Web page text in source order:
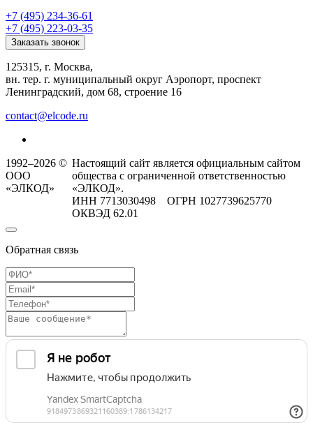
+7 (495) 234-36-61
+7 (495) 223-03-35
Заказать звонок
125315, г. Москва,
вн. тер. г. муниципальный округ Аэропорт, проспект
Ленинградский, дом 68, строение 16
contact@elcode.ru
1992–2026 ©
ООО
«ЭЛКОД»
Настоящий сайт является официальным сайтом
общества с ограниченной ответственностью
«ЭЛКОД».
ИНН 7713030498 ОГРН 1027739625770
ОКВЭД 62.01
Обратная связь